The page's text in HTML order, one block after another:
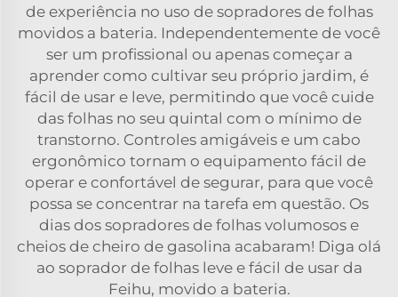
de experiência no uso de sopradores de folhas
movidos a bateria. Independentemente de você
ser um profissional ou apenas começar a
aprender como cultivar seu próprio jardim, é
fácil de usar e leve, permitindo que você cuide
das folhas no seu quintal com o mínimo de
transtorno. Controles amigáveis e um cabo
ergonômico tornam o equipamento fácil de
operar e confortável de segurar, para que você
possa se concentrar na tarefa em questão. Os
dias dos sopradores de folhas volumosos e
cheios de cheiro de gasolina acabaram! Diga olá
ao soprador de folhas leve e fácil de usar da
Feihu, movido a bateria.